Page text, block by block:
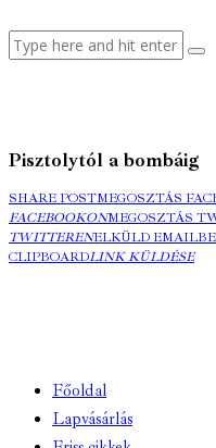
Pisztolytól a bombáig
SHARE POSTMEGOSZTÁS
FACEBOOKONMEGOSZTÁS
TWITTERENELKÜLD
CLIPBOARDLINK KÜLDÉSE
Főoldal
Lapvásárlás